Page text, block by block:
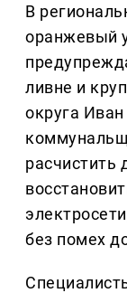
В
оранжевый
ливне и
округа
расчистить
без помех